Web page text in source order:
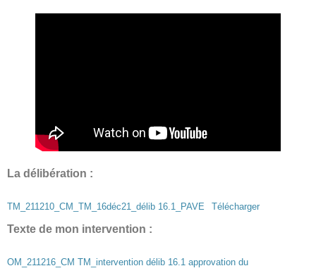
La délibération :
TM_211210_CM_TM_16déc21_délib 16.1_PAVE Télécharger
Texte de mon intervention :
OM_211216_CM TM_intervention délib 16.1 approvation du